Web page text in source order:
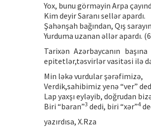
Yox, bunu görməyin Arpa
Kim deyir Saranı sellər apardı.
Şahənşah bağından, Qış
Yurduma uzanan əllər apardı.
Tarixən Azərbaycanın
epitetlər,təsvirlər vasitəsi ilə
Min ləkə vurdular şərəfimizə,
Verdik,sahibimiz yenə “ver”
Lap yaxşı eyləyib, doğrudan
Biri “baran”3 dedi, biri “xər”4
yazırdısa, X.Rza